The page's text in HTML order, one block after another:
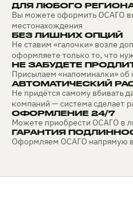
ДЛЯ ЛЮБОГО
Вы можете оформить ОСАГО
местонахождения
БЕЗ ЛИШНИХ ОПЦИЙ
Не ставим «галочки» возле
оформляете только то, что
НЕ ЗАБУДЕТЕ
Присылаем «напоминалки» об
АВТОМАТИЧЕСКИЙ
Не придётся самому вбивать
компаний — система сделает
ОФОРМЛЕНИЕ 24/7
Можете приобрести ОСАГО в
ГАРАНТИЯ
Оформляем ОСАГО напрямую